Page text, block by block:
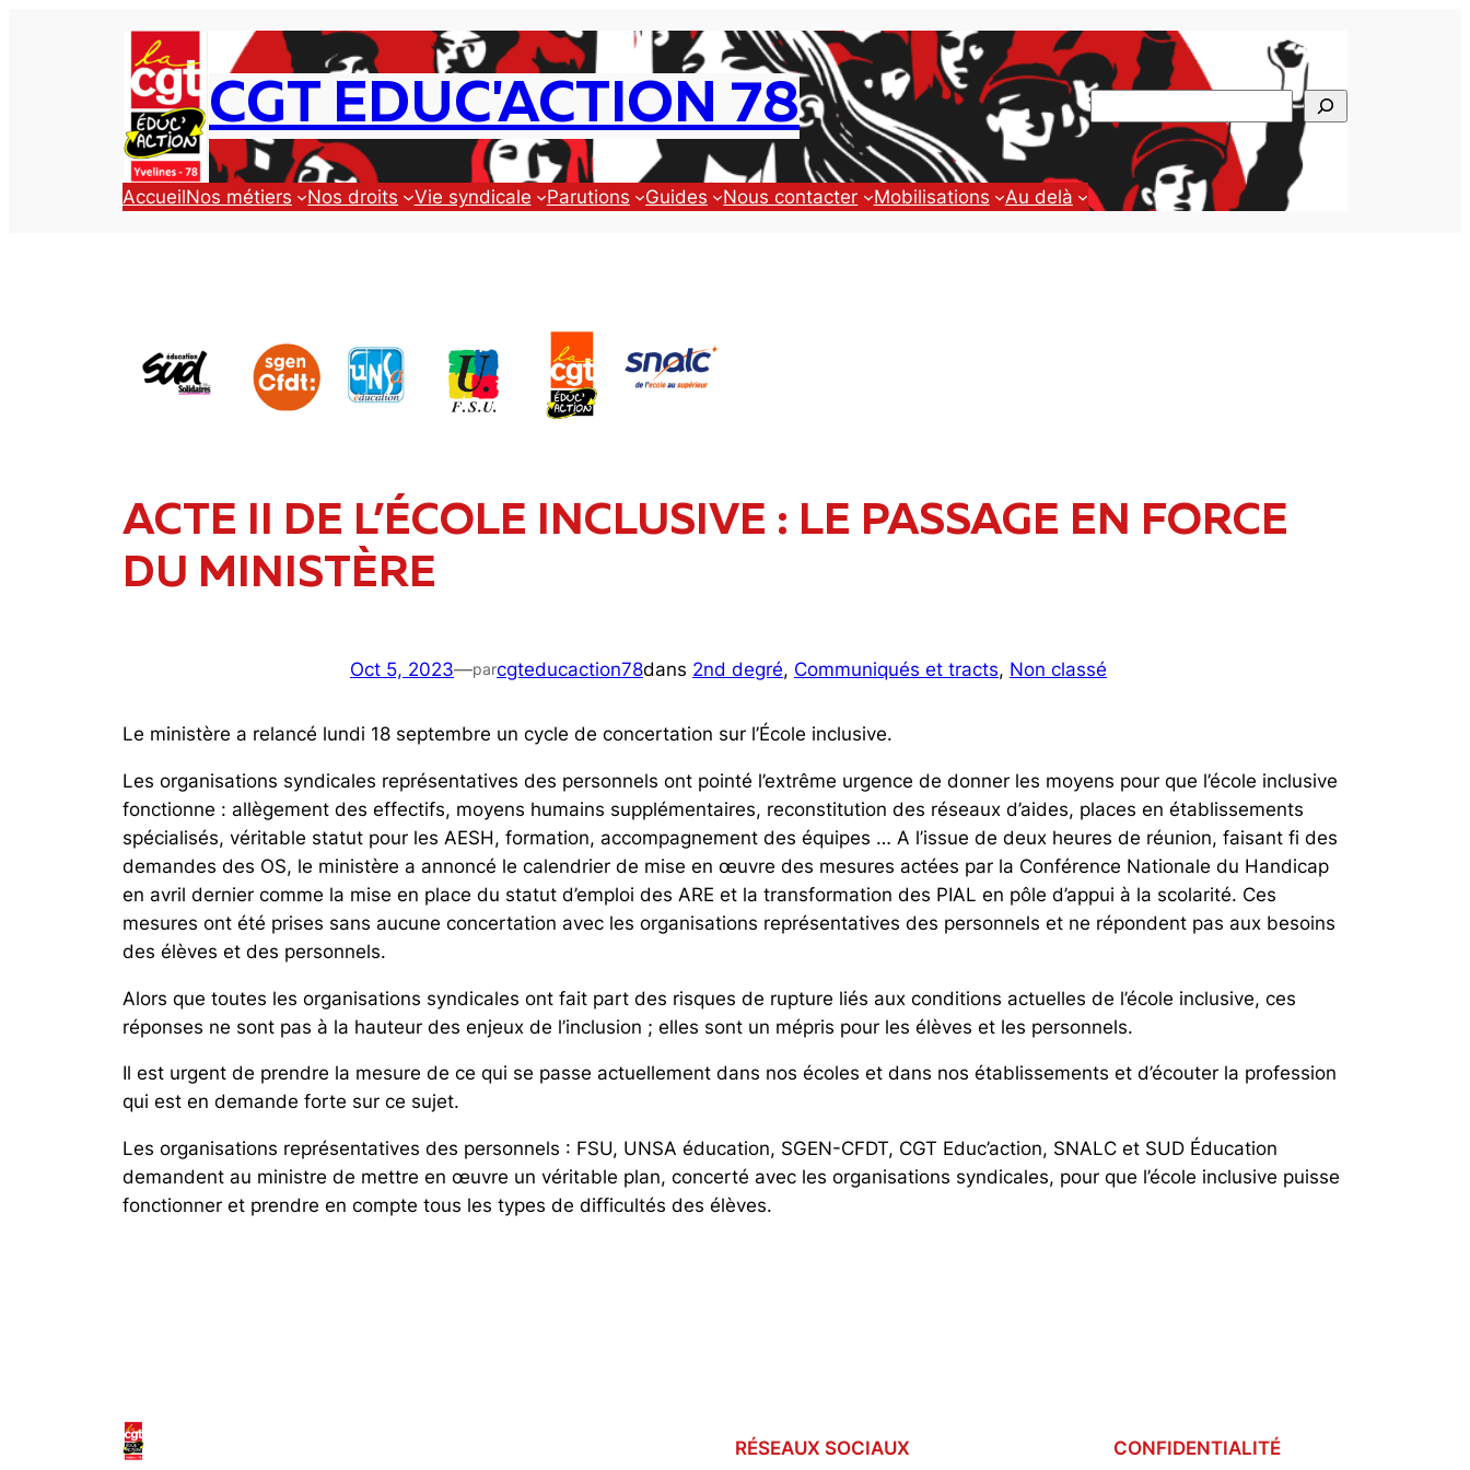
CGT EDUC'ACTION 78 Rechercher
AccueilNos métiers Nos droits Vie syndicale Parutions Guides Nous contacter Mobilisations Au delà
ACTE II DE L’ÉCOLE INCLUSIVE : LE PASSAGE EN FORCE
DU MINISTÈRE
Oct 5, 2023—parcgteducaction78dans 2nd degré, Communiqués et tracts, Non classé
Le ministère a relancé lundi 18 septembre un cycle de concertation sur l’École inclusive.
Les organisations syndicales représentatives des personnels ont pointé l’extrême urgence de donner les moyens pour que l’école inclusive
fonctionne : allègement des effectifs, moyens humains supplémentaires, reconstitution des réseaux d’aides, places en établissements
spécialisés, véritable statut pour les AESH, formation, accompagnement des équipes … A l’issue de deux heures de réunion, faisant fi des
demandes des OS, le ministère a annoncé le calendrier de mise en œuvre des mesures actées par la Conférence Nationale du Handicap
en avril dernier comme la mise en place du statut d’emploi des ARE et la transformation des PIAL en pôle d’appui à la scolarité. Ces
mesures ont été prises sans aucune concertation avec les organisations représentatives des personnels et ne répondent pas aux besoins
des élèves et des personnels.
Alors que toutes les organisations syndicales ont fait part des risques de rupture liés aux conditions actuelles de l’école inclusive, ces
réponses ne sont pas à la hauteur des enjeux de l’inclusion ; elles sont un mépris pour les élèves et les personnels.
Il est urgent de prendre la mesure de ce qui se passe actuellement dans nos écoles et dans nos établissements et d’écouter la profession
qui est en demande forte sur ce sujet.
Les organisations représentatives des personnels : FSU, UNSA éducation, SGEN-CFDT, CGT Educ’action, SNALC et SUD Éducation
demandent au ministre de mettre en œuvre un véritable plan, concerté avec les organisations syndicales, pour que l’école inclusive puisse
fonctionner et prendre en compte tous les types de difficultés des élèves.
RÉSEAUX SOCIAUX CONFIDENTIALITÉ